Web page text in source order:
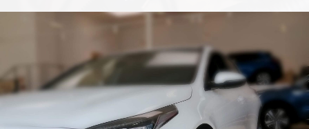
Sprzedaż oryginalnych części samochodowych oraz